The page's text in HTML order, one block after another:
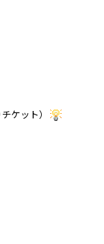
ケット）